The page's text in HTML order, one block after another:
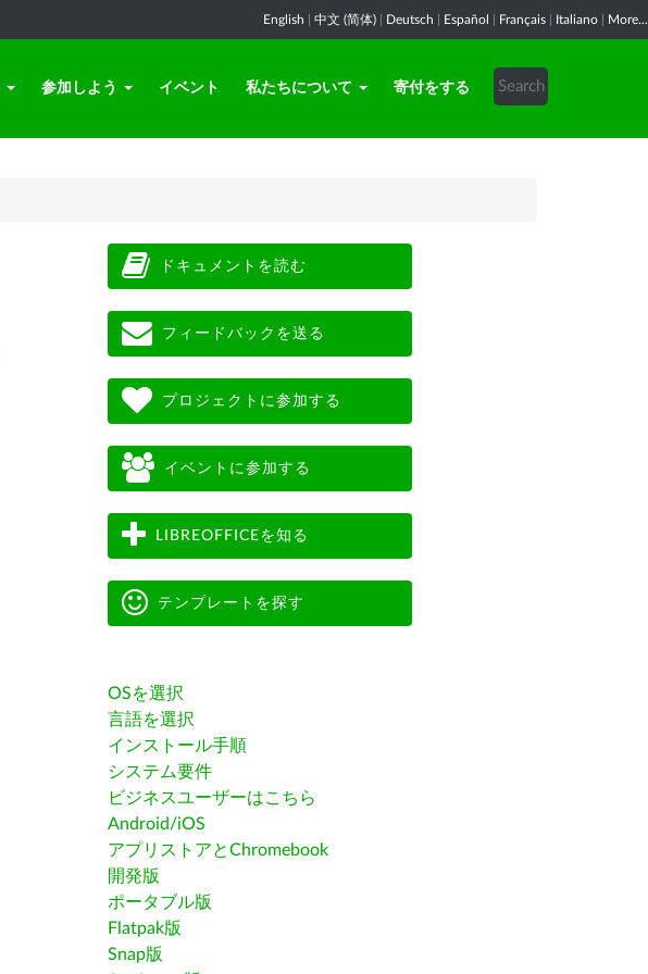
English 中文 (简体) Deutsch Español Français Italiano More...
参加しよう イベント 私たちについて 寄付をする
ドキュメントを読む
フィードバックを送る
プロジェクトに参加する
イベントに参加する
LIBREOFFICEを知る
テンプレートを探す
OSを選択
言語を選択
インストール手順
システム要件
ビジネスユーザーはこちら
Android/iOS
アプリストアとChromebook
開発版
ポータブル版
Flatpak版
Snap版